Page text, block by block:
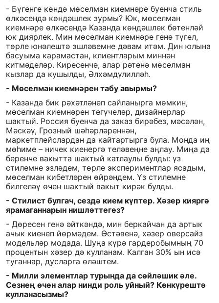
- Бүгенге көндә мөселман киемнәре буенча стиль
өлкәсендә көндәшлек зурмы? Юк, мөселман
киемнәре өлкәсендә Казанда көндәшлек бөтенләй
юк диярлек. Мин мөселман киемнәре генә түгел,
төрле юнәлештә эшләвемне дәвам итәм. Дин юлына
басуыма карамастан, клиентларым миннән
китмәделәр. Киресенчә, алар рәтенә мөселман
кызлар да кушылды, Әлхәмдүлилләһ.
- Мөселман киемнәрен табу авырмы?
- Казанда бик рәхәтләнеп сайланырга мөмкин,
мөселман киемнәрен тегүчеләр, дизайнерлар
шактый. Россия буенча да заказ бирәбез, мәсәлән,
Мәскәү, Грозный шәһәрләреннән,
маркетплейслардан да кайтартырга була. Монда иң
мөһиме – ничек киенергә теләвеңне аңлау. Миңа да
беренче вакытта шактый катлаулы булды: үз
стилемне эзләдем, төрле экспериментлар ясадым,
мөселман кибетләрен өйрәндем. Үз стилемне
билгеләү өчен шактый вакыт кирәк булды.
- Стилист булгач, сездә кием күптер. Хәзер кияргә
ярамаганнарын нишләттегез?
- Дөресен генә әйткәндә, мин беркайчан да артык
ачык киенеп йөрмәдем. Өстәвенә, хәзер оверсайз
модельләр модада. Шуңа күрә гардеробымның 70
процентын хәзер дә кулланам. Калган 30% ын исә
туганнар, дусларга өләштем.
- Милли элементлар турында да сөйләшик әле.
Сезнең өчен алар нинди роль уйный? Көнкүрештә
кулланасызмы?